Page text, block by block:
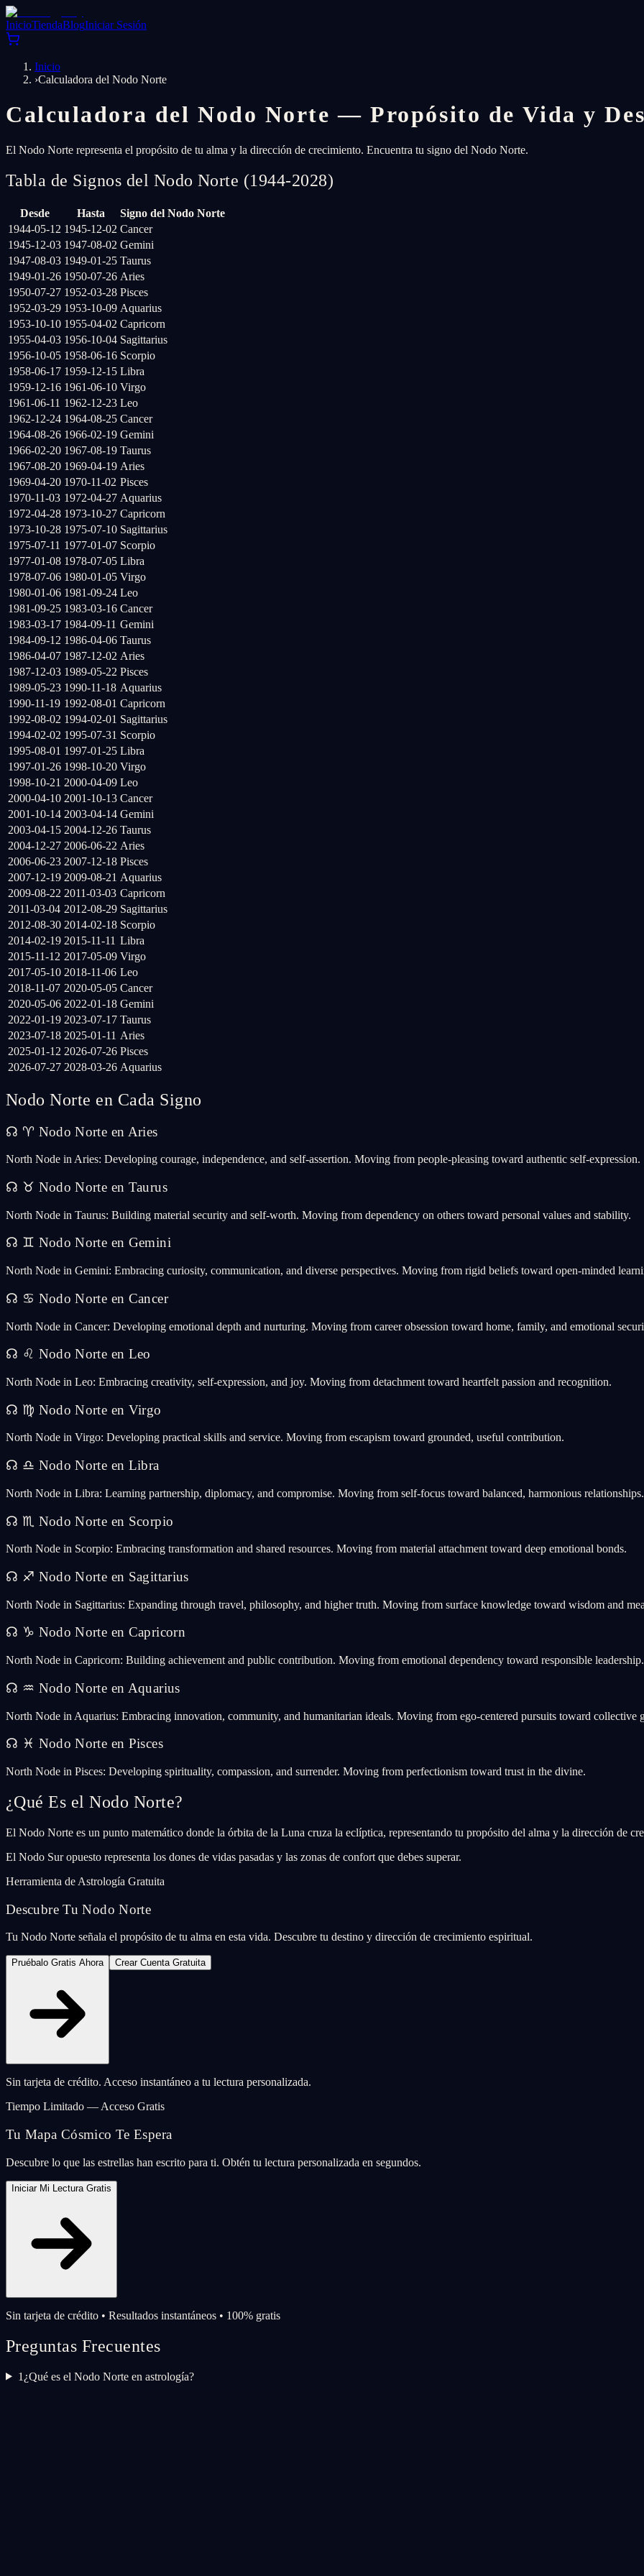
InicioTiendaBlogIniciar Sesión
Inicio
›Calculadora del Nodo Norte
Calculadora del Nodo Norte — Propósito de Vida y
El Nodo Norte representa el propósito de tu alma y la dirección de crecimiento. Encuentra tu signo del Nodo Norte.
Tabla de Signos del Nodo Norte (1944-2028)
Desde Hasta
Signo del Nodo Norte
1944-05-12 1945-12-02 Cancer
1945-12-03 1947-08-02 Gemini
1947-08-03 1949-01-25 Taurus
1949-01-26 1950-07-26 Aries
1950-07-27 1952-03-28 Pisces
1952-03-29 1953-10-09 Aquarius
1953-10-10 1955-04-02 Capricorn
1955-04-03 1956-10-04 Sagittarius
1956-10-05 1958-06-16 Scorpio
1958-06-17 1959-12-15 Libra
1959-12-16 1961-06-10 Virgo
1961-06-11 1962-12-23 Leo
1962-12-24 1964-08-25 Cancer
1964-08-26 1966-02-19 Gemini
1966-02-20 1967-08-19 Taurus
1967-08-20 1969-04-19 Aries
1969-04-20 1970-11-02 Pisces
1970-11-03 1972-04-27 Aquarius
1972-04-28 1973-10-27 Capricorn
1973-10-28 1975-07-10 Sagittarius
1975-07-11 1977-01-07 Scorpio
1977-01-08 1978-07-05 Libra
1978-07-06 1980-01-05 Virgo
1980-01-06 1981-09-24 Leo
1981-09-25 1983-03-16 Cancer
1983-03-17 1984-09-11 Gemini
1984-09-12 1986-04-06 Taurus
1986-04-07 1987-12-02 Aries
1987-12-03 1989-05-22 Pisces
1989-05-23 1990-11-18 Aquarius
1990-11-19 1992-08-01 Capricorn
1992-08-02 1994-02-01 Sagittarius
1994-02-02 1995-07-31 Scorpio
1995-08-01 1997-01-25 Libra
1997-01-26 1998-10-20 Virgo
1998-10-21 2000-04-09 Leo
2000-04-10 2001-10-13 Cancer
2001-10-14 2003-04-14 Gemini
2003-04-15 2004-12-26 Taurus
2004-12-27 2006-06-22 Aries
2006-06-23 2007-12-18 Pisces
2007-12-19 2009-08-21 Aquarius
2009-08-22 2011-03-03 Capricorn
2011-03-04 2012-08-29 Sagittarius
2012-08-30 2014-02-18 Scorpio
2014-02-19 2015-11-11 Libra
2015-11-12 2017-05-09 Virgo
2017-05-10 2018-11-06 Leo
2018-11-07 2020-05-05 Cancer
2020-05-06 2022-01-18 Gemini
2022-01-19 2023-07-17 Taurus
2023-07-18 2025-01-11 Aries
2025-01-12 2026-07-26 Pisces
2026-07-27 2028-03-26 Aquarius
Nodo Norte en Cada Signo
☊ ♈ Nodo Norte en Aries
North Node in Aries: Developing courage, independence, and self-assertion. Moving from people-pleasing toward authentic self-expression.
☊ ♉ Nodo Norte en Taurus
North Node in Taurus: Building material security and self-worth. Moving from dependency on others toward personal values and stability.
☊ ♊ Nodo Norte en Gemini
North Node in Gemini: Embracing curiosity, communication, and diverse perspectives. Moving from rigid beliefs toward open-minded
☊ ♋ Nodo Norte en Cancer
North Node in Cancer: Developing emotional depth and nurturing. Moving from career obsession toward home, family, and emotional
☊ ♌ Nodo Norte en Leo
North Node in Leo: Embracing creativity, self-expression, and joy. Moving from detachment toward heartfelt passion and recognition.
☊ ♍ Nodo Norte en Virgo
North Node in Virgo: Developing practical skills and service. Moving from escapism toward grounded, useful contribution.
☊ ♎ Nodo Norte en Libra
North Node in Libra: Learning partnership, diplomacy, and compromise. Moving from self-focus toward balanced, harmonious relationships.
☊ ♏ Nodo Norte en Scorpio
North Node in Scorpio: Embracing transformation and shared resources. Moving from material attachment toward deep emotional bonds.
☊ ♐ Nodo Norte en Sagittarius
North Node in Sagittarius: Expanding through travel, philosophy, and higher truth. Moving from surface knowledge toward wisdom and
☊ ♑ Nodo Norte en Capricorn
North Node in Capricorn: Building achievement and public contribution. Moving from emotional dependency toward responsible leadership.
☊ ♒ Nodo Norte en Aquarius
North Node in Aquarius: Embracing innovation, community, and humanitarian ideals. Moving from ego-centered pursuits toward collective
☊ ♓ Nodo Norte en Pisces
North Node in Pisces: Developing spirituality, compassion, and surrender. Moving from perfectionism toward trust in the divine.
¿Qué Es el Nodo Norte?
El Nodo Norte es un punto matemático donde la órbita de la Luna cruza la eclíptica, representando tu propósito del alma y la dirección de
El Nodo Sur opuesto representa los dones de vidas pasadas y las zonas de confort que debes superar.
Herramienta de Astrología Gratuita
Descubre Tu Nodo Norte
Tu Nodo Norte señala el propósito de tu alma en esta vida. Descubre tu destino y dirección de crecimiento espiritual.
Pruébalo Gratis Ahora Crear Cuenta Gratuita
Sin tarjeta de crédito. Acceso instantáneo a tu lectura personalizada.
Tiempo Limitado — Acceso Gratis
Tu Mapa Cósmico Te Espera
Descubre lo que las estrellas han escrito para ti. Obtén tu lectura personalizada en segundos.
Iniciar Mi Lectura Gratis
Sin tarjeta de crédito • Resultados instantáneos • 100% gratis
Preguntas Frecuentes
1 ¿Qué es el Nodo Norte en astrología?